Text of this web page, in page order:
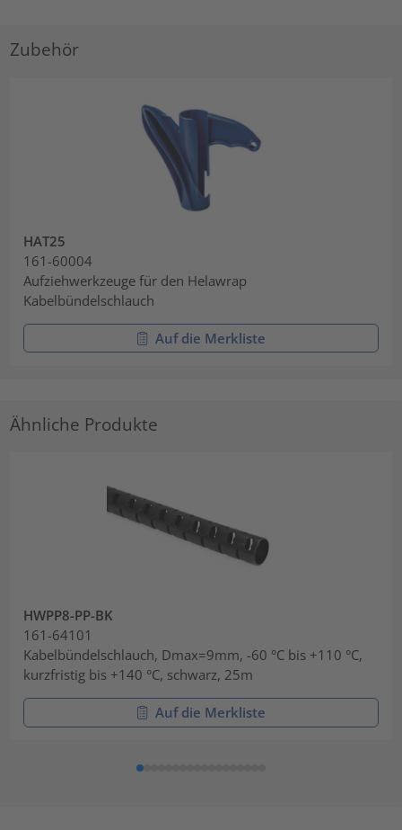
Zubehör
HAT25
161-60004
Aufziehwerkzeuge für den Helawrap
Kabelbündelschlauch
Auf die Merkliste
Ähnliche Produkte
HWPP8-PP-BK
161-64101
Kabelbündelschlauch, Dmax=9mm, -60 °C bis +110 °C,
kurzfristig bis +140 °C, schwarz, 25m
Auf die Merkliste